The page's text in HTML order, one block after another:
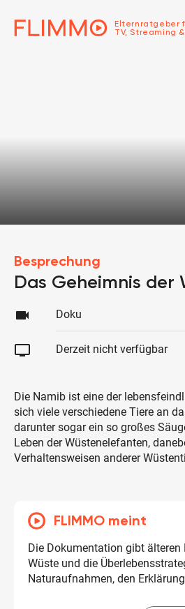
Elternratgeber
TV, Streaming
Besprechung
Das Geheimnis der
videocam Doku
tv Derzeit nicht verfügbar
Die Namib ist eine der
sich viele verschiedene Tiere an
darunter sogar ein so großes
Leben der Wüstenelefanten,
Verhaltensweisen anderer
FLIMMO meint
Die Dokumentation gibt
Wüste und die
Naturaufnahmen, den